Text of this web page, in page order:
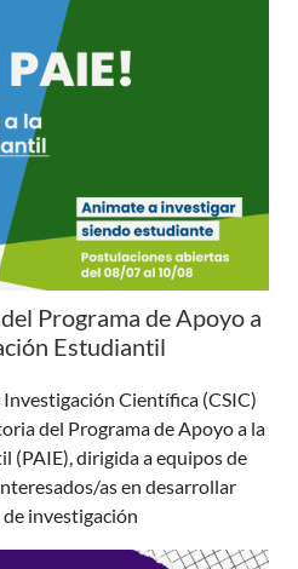
Programa de Apoyo a
Estudiantil
Científica (CSIC)
del Programa de Apoyo a la
(PAIE), dirigida a equipos de
as en desarrollar
investigación